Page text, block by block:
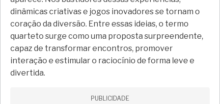
dinâmicas criativas e jogos inovadores se tornam o
coração da diversão. Entre essas ideias, o termo
quarteto surge como uma proposta surpreendente,
capaz de transformar encontros, promover
interação e estimular o raciocínio de forma leve e
divertida.
PUBLICIDADE